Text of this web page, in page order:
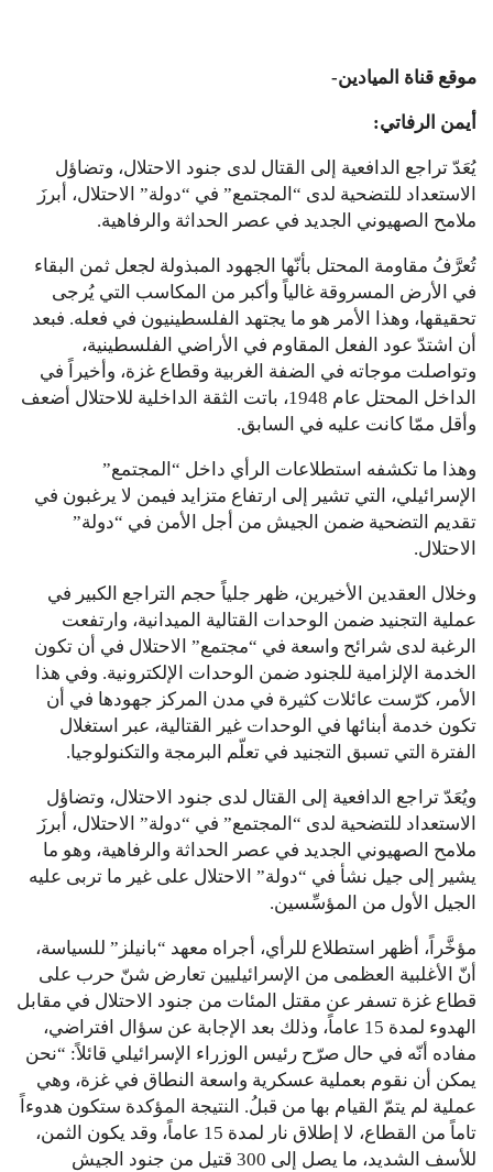
موقع قناة الميادين-
أيمن الرفاتي:
يُعَدّ تراجع الدافعية إلى القتال لدى جنود الاحتلال، وتضاؤل
الاستعداد للتضحية لدى “المجتمع” في “دولة” الاحتلال، أبرزَ
ملامح الصهيوني الجديد في عصر الحداثة والرفاهية.
تُعرَّفُ مقاومة المحتل بأنّها الجهود المبذولة لجعل ثمن البقاء
في الأرض المسروقة غالياً وأكبر من المكاسب التي يُرجى
تحقيقها، وهذا الأمر هو ما يجتهد الفلسطينيون في فعله. فبعد
أن اشتدّ عود الفعل المقاوم في الأراضي الفلسطينية،
وتواصلت موجاته في الضفة الغربية وقطاع غزة، وأخيراً في
الداخل المحتل عام 1948، باتت الثقة الداخلية للاحتلال أضعف
وأقل ممّا كانت عليه في السابق.
وهذا ما تكشفه استطلاعات الرأي داخل “المجتمع”
الإسرائيلي، التي تشير إلى ارتفاع متزايد فيمن لا يرغبون في
تقديم التضحية ضمن الجيش من أجل الأمن في “دولة”
الاحتلال.
وخلال العقدين الأخيرين، ظهر جلياً حجم التراجع الكبير في
عملية التجنيد ضمن الوحدات القتالية الميدانية، وارتفعت
الرغبة لدى شرائح واسعة في “مجتمع” الاحتلال في أن تكون
الخدمة الإلزامية للجنود ضمن الوحدات الإلكترونية. وفي هذا
الأمر، كرّست عائلات كثيرة في مدن المركز جهودها في أن
تكون خدمة أبنائها في الوحدات غير القتالية، عبر استغلال
الفترة التي تسبق التجنيد في تعلّم البرمجة والتكنولوجيا.
ويُعَدّ تراجع الدافعية إلى القتال لدى جنود الاحتلال، وتضاؤل
الاستعداد للتضحية لدى “المجتمع” في “دولة” الاحتلال، أبرزَ
ملامح الصهيوني الجديد في عصر الحداثة والرفاهية، وهو ما
يشير إلى جيل نشأ في “دولة” الاحتلال على غير ما تربى عليه
الجيل الأول من المؤسِّسين.
مؤخَّراً، أظهر استطلاع للرأي، أجراه معهد “بانيلز” للسياسة،
أنّ الأغلبية العظمى من الإسرائيليين تعارض شنّ حرب على
قطاع غزة تسفر عن مقتل المئات من جنود الاحتلال في مقابل
الهدوء لمدة 15 عاماً، وذلك بعد الإجابة عن سؤال افتراضي،
مفاده أنّه في حال صرّح رئيس الوزراء الإسرائيلي قائلاً: “نحن
يمكن أن نقوم بعملية عسكرية واسعة النطاق في غزة، وهي
عملية لم يتمّ القيام بها من قبلُ. النتيجة المؤكدة ستكون هدوءاً
تاماً من القطاع، لا إطلاق نار لمدة 15 عاماً، وقد يكون الثمن،
للأسف الشديد، ما يصل إلى 300 قتيل من جنود الجيش